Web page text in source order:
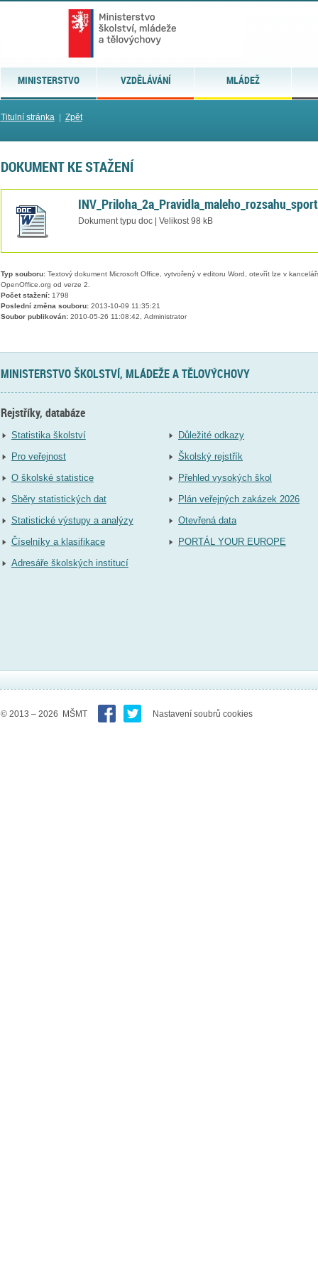
MINISTERSTVO VZDĚLÁVÁNÍ MLÁDEŽ
Titulní stránka| Zpět
DOKUMENT KE STAŽENÍ
Dokument typu doc | Velikost 98 kB
Typ souboru:Textový dokument Microsoft Office, vytvořený v editoru Word, otevřít lze v
OpenOffice.org od verze 2.
Počet stažení:1798
Poslední změna souboru:2013-10-09 11:35:21
Soubor publikován:2010-05-26 11:08:42, Administrator
MINISTERSTVO ŠKOLSTVÍ, MLÁDEŽE A TĚLOVÝCHOVY
Rejstříky, databáze
Statistika školství
Pro veřejnost
O školské statistice
Sběry statistických dat
Statistické výstupy a analýzy
Číselníky a klasifikace
Adresáře školských institucí
Důležité odkazy
Školský rejstřík
Přehled vysokých škol
Plán veřejných zakázek 2026
Otevřená data
PORTÁL YOUR EUROPE
© 2013 – 2026 MŠMT Nastavení soubrů cookies